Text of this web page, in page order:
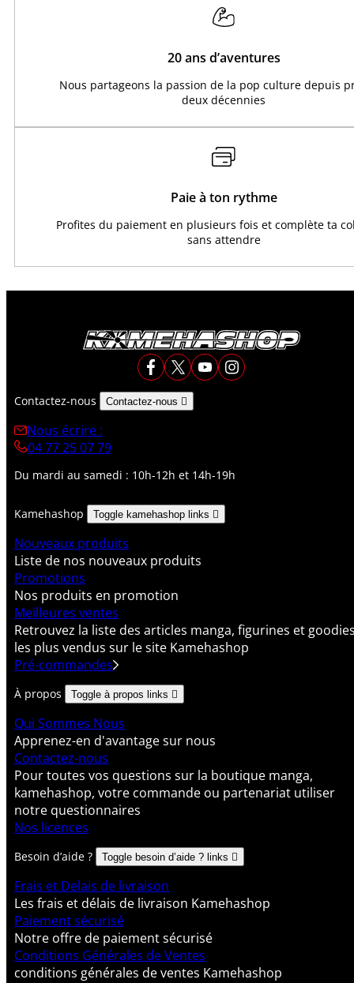
20 ans d’aventures
Nous partageons la passion de la pop culture depuis
deux décennies
Paie à ton rythme
Profites du paiement en plusieurs fois et complète ta
sans attendre
Contactez-nous Contactez-nous 
Nous écrire :
04 77 25 07 79
Du mardi au samedi : 10h-12h et 14h-19h
Kamehashop Toggle kamehashop links 
Nouveaux produits
Liste de nos nouveaux produits
Promotions
Nos produits en promotion
Meilleures ventes
Retrouvez la liste des articles manga, figurines et
les plus vendus sur le site Kamehashop
Pré-commandes
À propos Toggle à propos links 
Qui Sommes Nous
Apprenez-en d'avantage sur nous
Contactez-nous
Pour toutes vos questions sur la boutique manga,
kamehashop, votre commande ou partenariat utiliser
notre questionnaires
Nos licences
Besoin d’aide ? Toggle besoin d’aide ? links 
Frais et Delais de livraison
Les frais et délais de livraison Kamehashop
Paiement sécurisé
Notre offre de paiement sécurisé
Conditions Générales de Ventes
conditions générales de ventes Kamehashop